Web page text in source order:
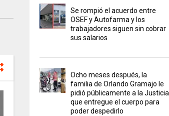
Se rompió el acuerdo entre
OSEF y Autofarma y los
trabajadores siguen sin cobrar
sus salarios
Ocho meses después, la
familia de Orlando Gramajo le
pidió públicamente a la Justicia
que entregue el cuerpo para
poder despedirlo